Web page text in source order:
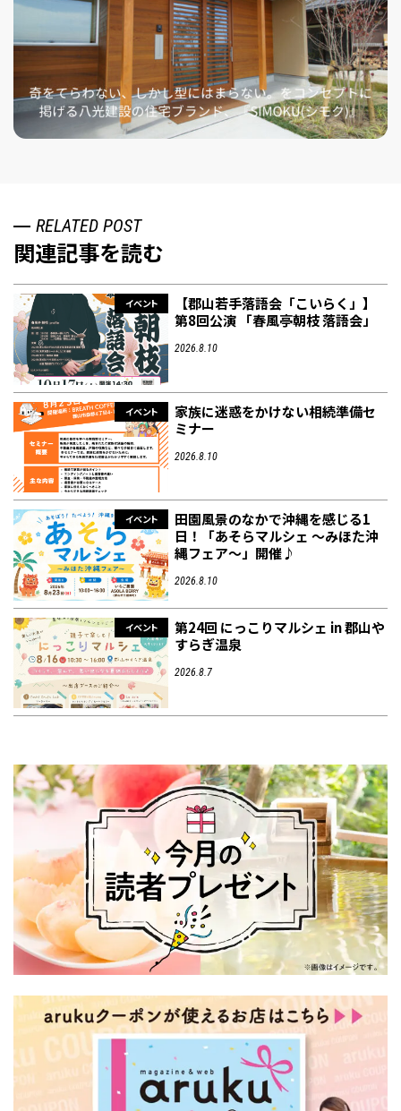
RELATED POST
関連記事を読む
イベント
【郡山若手落語会「こいらく」】
第8回公演 「春風亭朝枝 落語会」
2026.8.10
イベント
家族に迷惑をかけない相続準備セ
ミナー
2026.8.10
イベント
田園風景のなかで沖縄を感じる1
日！「あそらマルシェ ～みほた沖
縄フェア～」開催♪
2026.8.10
イベント
第24回 にっこりマルシェ in 郡山や
すらぎ温泉
2026.8.7